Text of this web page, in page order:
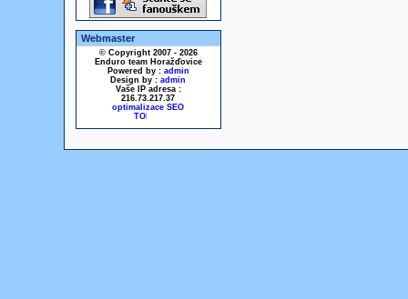
Webmaster
© Copyright 2007 - 2026
Enduro team Horažďovice
Powered by : admin
Design by : admin
Vaše IP adresa :
216.73.217.37
optimalizace SEO